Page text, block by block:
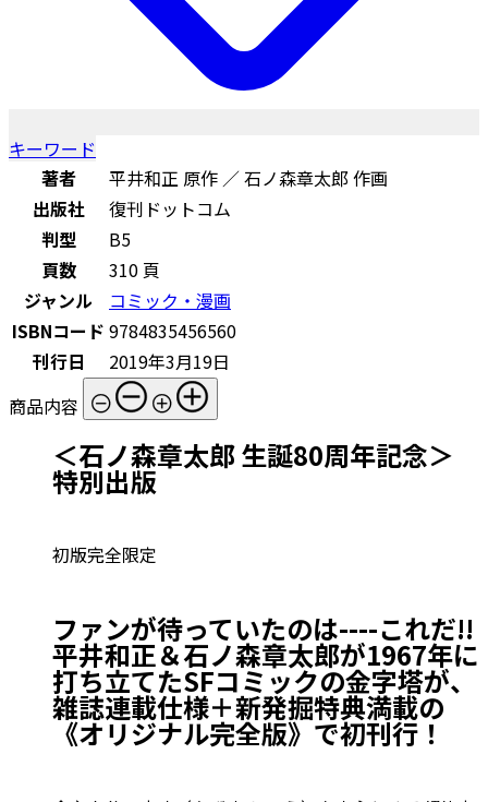
キーワード
著者
平井和正 原作 ／ 石ノ森章太郎 作画
出版社
復刊ドットコム
判型
B5
頁数
310 頁
ジャンル
コミック・漫画
ISBNコード 9784835456560
刊行日
2019年3月19日
商品内容
＜石ノ森章太郎 生誕80周年記念＞
特別出版
初版完全限定
ファンが待っていたのは----これだ!!
平井和正＆石ノ森章太郎が1967年に
打ち立てたSFコミックの金字塔が、
雑誌連載仕様＋新発掘特典満載の
《オリジナル完全版》で初刊行！